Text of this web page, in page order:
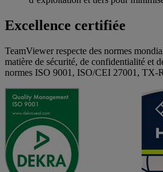
Excellence certifiée
TeamViewer respecte des normes
matière de sécurité, de confidentialité et
normes ISO 9001, ISO/CEI 27001, TX-